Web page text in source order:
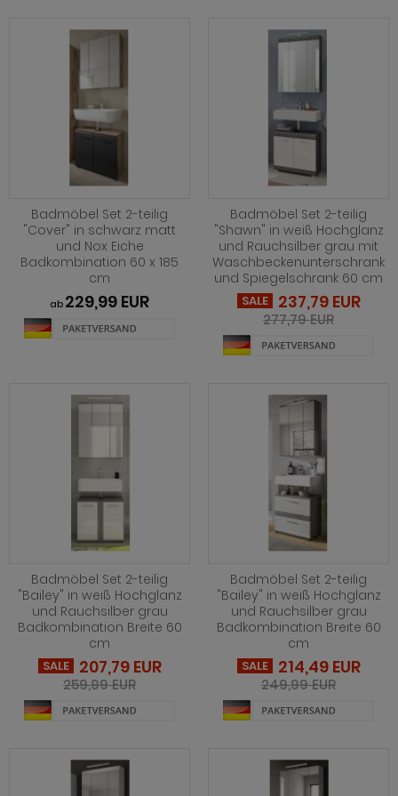
Badmöbel Set 2-teilig
"Cover" in schwarz matt
und Nox Eiche
Badkombination 60 x 185
cm
ab 229,99 EUR
Badmöbel Set 2-teilig
"Shawn" in weiß Hochglanz
und Rauchsilber grau mit
Waschbeckenunterschrank
und Spiegelschrank 60 cm
SALE 237,79 EUR
277,79 EUR
Badmöbel Set 2-teilig
"Bailey" in weiß Hochglanz
und Rauchsilber grau
Badkombination Breite 60
cm
SALE 207,79 EUR
259,99 EUR
Badmöbel Set 2-teilig
"Bailey" in weiß Hochglanz
und Rauchsilber grau
Badkombination Breite 60
cm
SALE 214,49 EUR
249,99 EUR
Meadow
Merced weiß
Merced weiß-Eiche
Milla
Mirano
Montez
Morena
Niran
Norwich
Onawa grün
Onawa weiß
Option Jackson Eiche
Option Kaschmir
Piano
Ribera
Rivian
Stove weiß Pinie
Telly
Tomaso
Torsby weiß
Willow
Matsdal
Meadow
Merced weiß
Milla
Mirano
Montez
Morgan
Netanja
Norwich
Ocean
Palamos
Piano
Plate
Positano
Prime
Rideau